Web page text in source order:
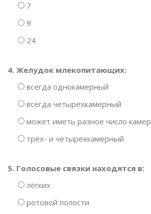
7
9
24
4. Желудок млекопитающих:
всегда однокамерный
всегда четырёхкамерный
может иметь разное число камер
трёх- и четырёхкамерный
5. Голосовые связки находятся в:
лёгких
ротовой полости